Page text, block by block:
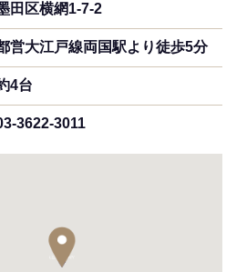
田区横網1-7-2
営大江戸線両国駅より徒歩5分
4台
3622-3011